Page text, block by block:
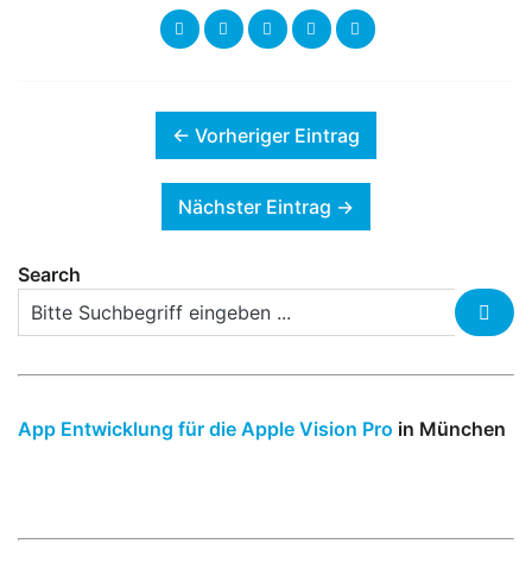
← Vorheriger Eintrag
Nächster Eintrag →
Search
App Entwicklung für die Apple Vision Pro in München